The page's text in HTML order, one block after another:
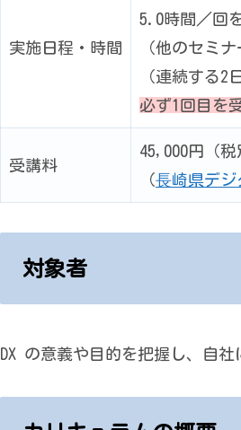
実施日程・時間
5.0時間／回
（他のセミ
（連続する2
必ず1回目を
受講料
45,000円（税
（⻑崎県デジ
対象者
DX の意義や目的を把握し、自